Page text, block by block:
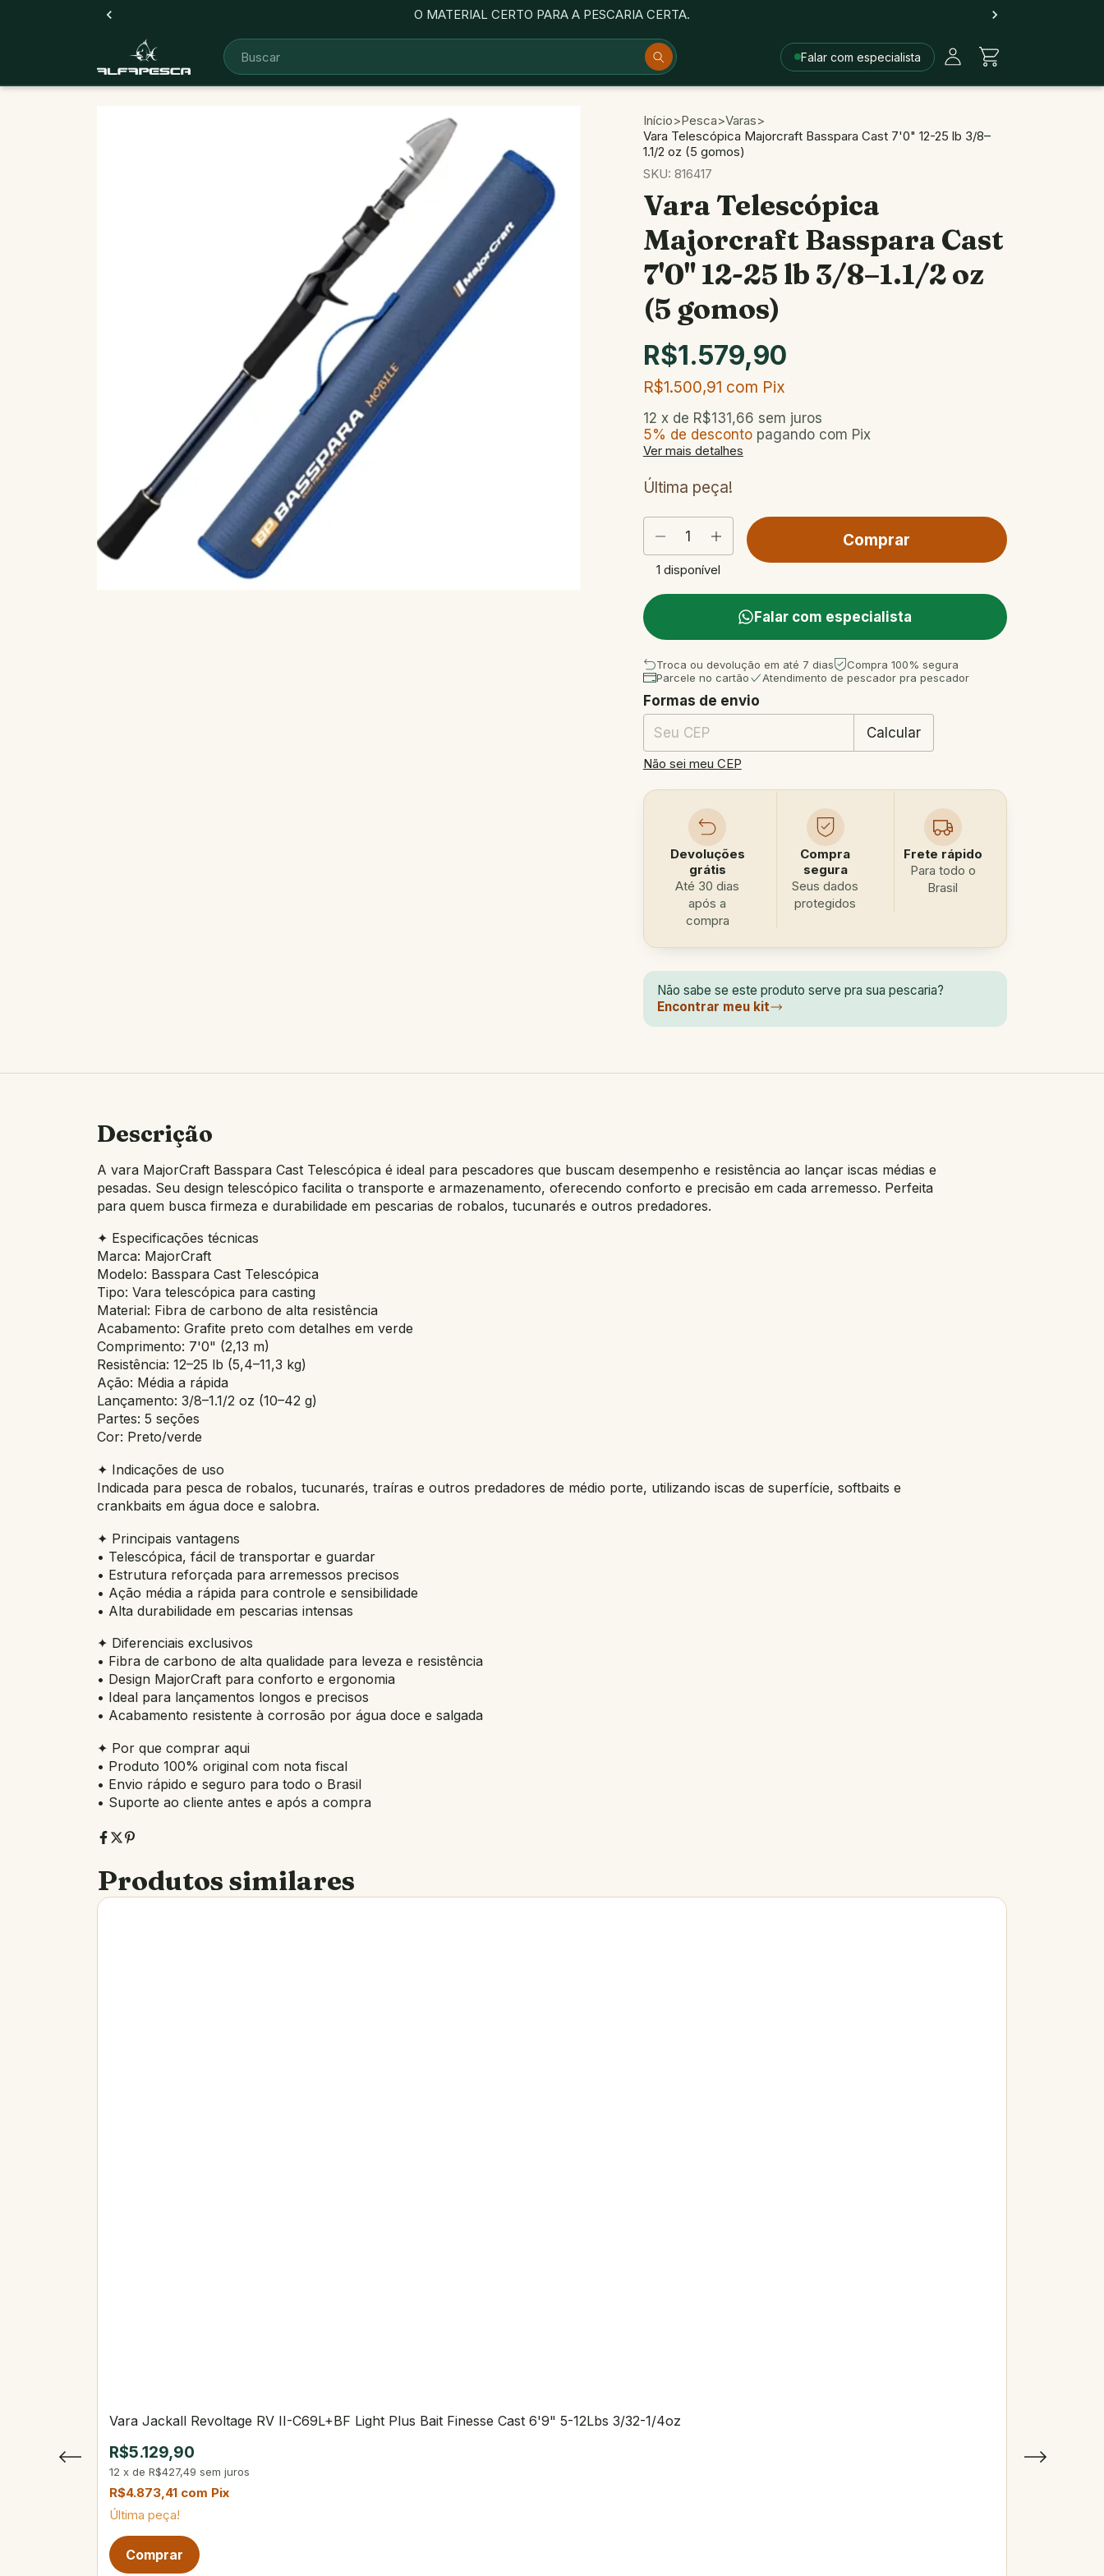
O MATERIAL CERTO PARA A PESCARIA CERTA.
Falar com especialista
Início>Pesca>Varas>
Vara Telescópica Majorcraft Basspara Cast 7'0" 12-25 lb 3/8–
1.1/2 oz (5 gomos)
SKU: 816417
Vara Telescópica
Majorcraft Basspara Cast
7'0" 12-25 lb 3/8–1.1/2 oz
(5 gomos)
R$1.579,90
R$1.500,91 com Pix
12 x de R$131,66 sem juros
5% de descontopagando com Pix
Ver mais detalhes
Última peça!
1 disponível
Falar com especialista
Troca ou devolução em até 7 dias
Compra 100% segura
Parcele no cartão
Atendimento de pescador pra pescador
Entregas para o CEP:
Formas de envio
Calcular
Não sei meu CEP
Devoluções
grátis
Até 30 dias
após a
compra
Compra
segura
Seus dados
protegidos
Frete rápido
Para todo o
Brasil
Não sabe se este produto serve pra sua pescaria?
Encontrar meu kit
Descrição
A vara MajorCraft Basspara Cast Telescópica é ideal para pescadores que buscam desempenho e resistência ao lançar iscas médias e
pesadas. Seu design telescópico facilita o transporte e armazenamento, oferecendo conforto e precisão em cada arremesso. Perfeita
para quem busca firmeza e durabilidade em pescarias de robalos, tucunarés e outros predadores.
✦ Especificações técnicas
Marca: MajorCraft
Modelo: Basspara Cast Telescópica
Tipo: Vara telescópica para casting
Material: Fibra de carbono de alta resistência
Acabamento: Grafite preto com detalhes em verde
Comprimento: 7'0" (2,13 m)
Resistência: 12–25 lb (5,4–11,3 kg)
Ação: Média a rápida
Lançamento: 3/8–1.1/2 oz (10–42 g)
Partes: 5 seções
Cor: Preto/verde
✦ Indicações de uso
Indicada para pesca de robalos, tucunarés, traíras e outros predadores de médio porte, utilizando iscas de superfície, softbaits e
crankbaits em água doce e salobra.
✦ Principais vantagens
• Telescópica, fácil de transportar e guardar
• Estrutura reforçada para arremessos precisos
• Ação média a rápida para controle e sensibilidade
• Alta durabilidade em pescarias intensas
✦ Diferenciais exclusivos
• Fibra de carbono de alta qualidade para leveza e resistência
• Design MajorCraft para conforto e ergonomia
• Ideal para lançamentos longos e precisos
• Acabamento resistente à corrosão por água doce e salgada
✦ Por que comprar aqui
• Produto 100% original com nota fiscal
• Envio rápido e seguro para todo o Brasil
• Suporte ao cliente antes e após a compra
Produtos similares
Vara Jackall Revoltage RV II-C69L+BF Light Plus Bait Finesse Cast 6'9" 5-12Lbs 3/32-1/4oz
R$5.129,90
12 x de R$427,49 sem juros
R$4.873,41 com Pix
Última peça!